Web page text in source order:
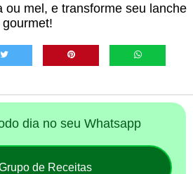
ou mel, e transforme seu lanche
dia no seu Whatsapp
de Receitas